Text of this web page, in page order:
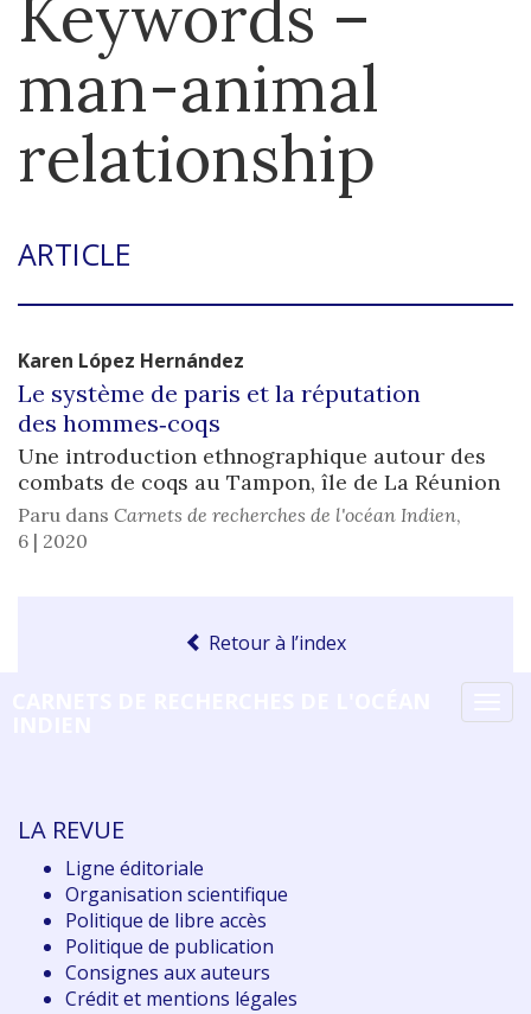
Keywords –
man-animal
relationship
ARTICLE
Karen López Hernández
Le système de paris et la réputation
des hommes‑coqs
Une introduction ethnographique autour des
combats de coqs au Tampon, île de La Réunion
Paru dans Carnets de recherches de l'océan Indien,
6 | 2020
Retour à l’index
LA REVUE
Ligne éditoriale
Organisation scientifique
Politique de libre accès
Politique de publication
Consignes aux auteurs
Crédit et mentions légales